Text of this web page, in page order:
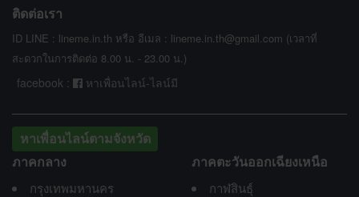
ติดต่อเรา
ID LINE : lineme.in.th หรือ อีเมล : lineme.in.th@gmail.com (เวลาที่
สะดวกในการติดต่อ 8.00 น. - 23.00 น.)
facebook : หาเพื่อนไลน์-ไลน์มี
หาเพื่อนไลน์ตามจังหวัด
ภาคกลาง
กรุงเทพมหานคร
ภาคตะวันออกเฉียงเหนือ
กาฬสินธุ์